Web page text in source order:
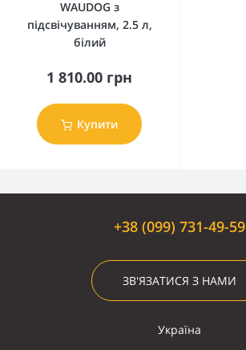
WAUDOG з
підсвічуванням, 2.5 л,
білий
1 810.00 грн
Купити
+38 (099) 731-49-59
ЗВ'ЯЗАТИСЯ З НАМИ
Україна